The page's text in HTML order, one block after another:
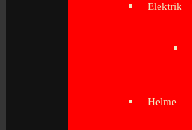
Elektrik
Helme